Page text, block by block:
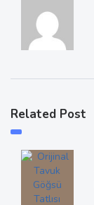
Related Post